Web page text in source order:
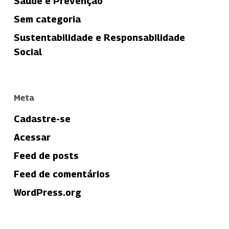
Sem categoria
Sustentabilidade e Responsabilidade
Social
Meta
Cadastre-se
Acessar
Feed de posts
Feed de comentários
WordPress.org